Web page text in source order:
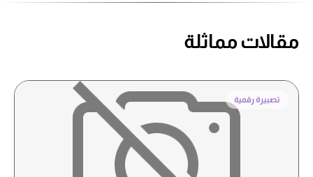
مقالات مماثلة
تصبيرة رقمية